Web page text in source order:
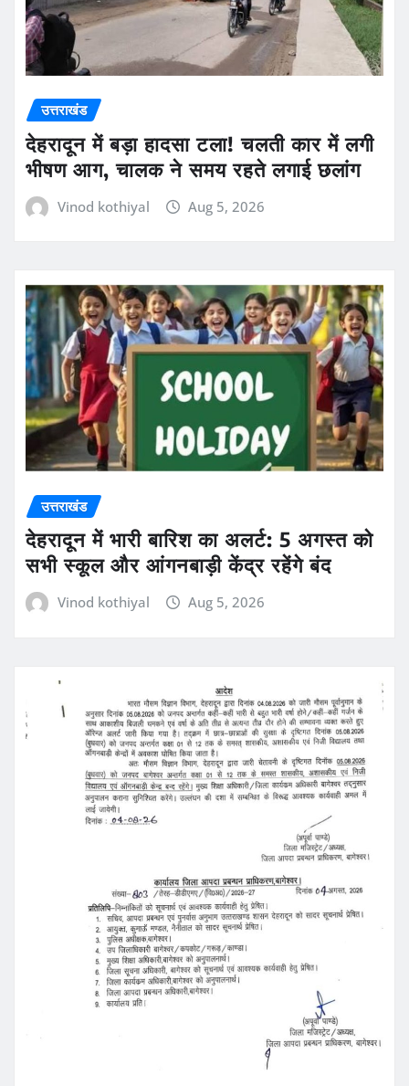
उत्तराखंड
देहरादून में बड़ा हादसा टला! चलती कार में लगी
भीषण आग, चालक ने समय रहते लगाई छलांग
Vinod kothiyal Aug 5, 2026
उत्तराखंड
देहरादून में भारी बारिश का अलर्ट: 5 अगस्त को
सभी स्कूल और आंगनबाड़ी केंद्र रहेंगे बंद
Vinod kothiyal Aug 5, 2026